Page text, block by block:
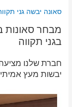
סאונה יבשה גני
מבחר סאונות
בגני תקווה
חברת שלנו
יבשות מעץ אמיתי